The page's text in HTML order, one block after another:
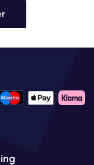
användning
klarade den här
att ta dig igenom en